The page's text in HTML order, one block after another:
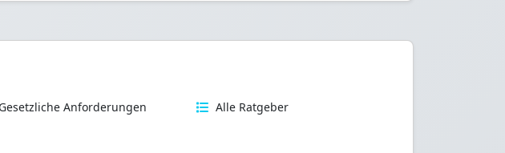
Gesetzliche Anforderungen Alle Ratgeber